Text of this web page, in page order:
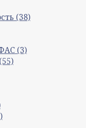
(38)
(3)
(55)